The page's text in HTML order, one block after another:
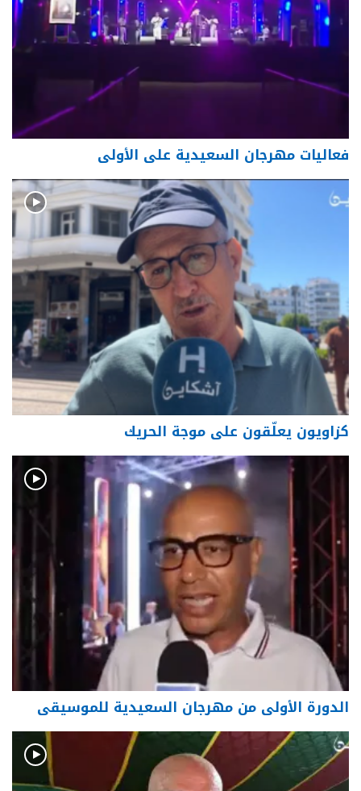
فعاليات مهرجان السعيدية على الأولى
كزاويون يعلّقون على موجة الحريك
الدورة الأولى من مهرجان السعيدية للموسيقى